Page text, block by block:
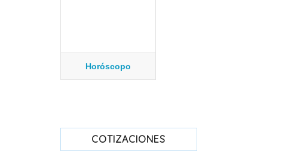
Horóscopo
COTIZACIONES